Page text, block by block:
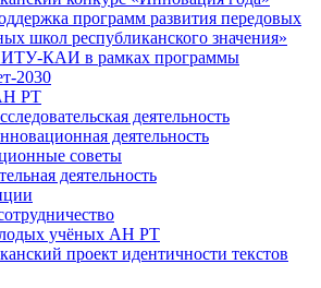
программ развития передовых
школ республиканского значения»
КАИ в рамках программы
2030
РТ
деятельность
деятельность
советы
деятельность
учёных АН РТ
проект идентичности текстов